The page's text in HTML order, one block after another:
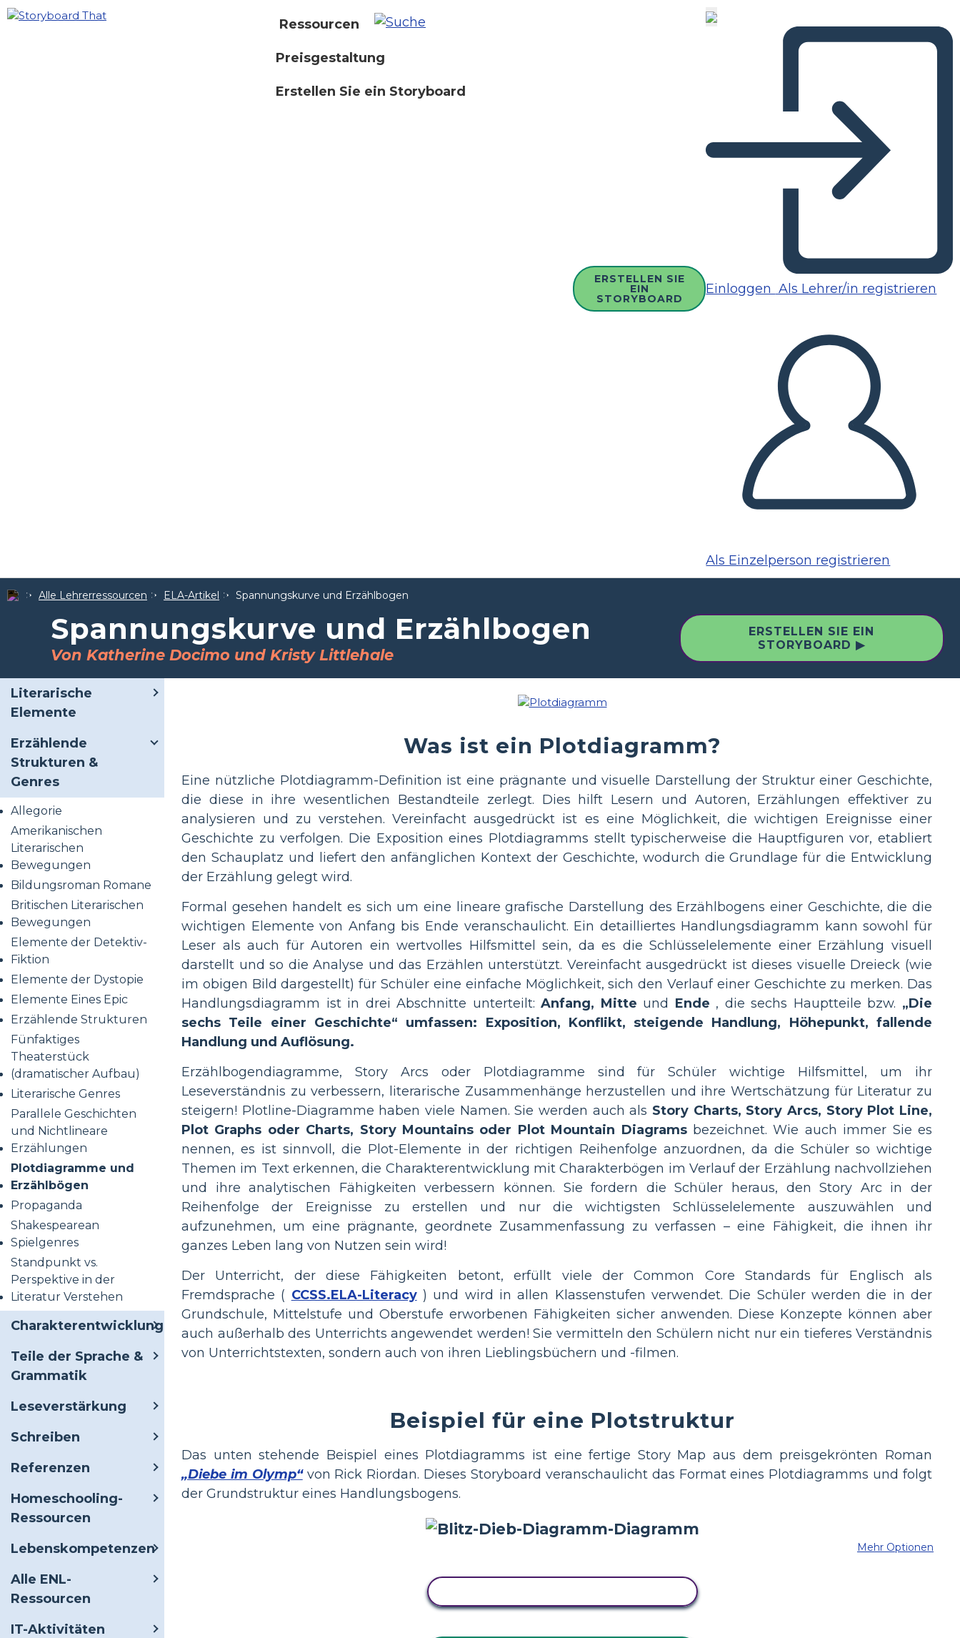
Ressourcen
Preisgestaltung
Erstellen Sie ein Storyboard
ERSTELLEN SIE
EIN
STORYBOARD
Einloggen Als Lehrer/in registrieren
Als Einzelperson registrieren
Alle Lehrerressourcen ELA-Artikel Spannungskurve und Erzählbogen
Spannungskurve und Erzählbogen
Von Katherine Docimo und Kristy Littlehale
ERSTELLEN SIE EIN
STORYBOARD ▶
Literarische
Elemente
Erzählende
Strukturen &
Genres
Allegorie
Amerikanischen
Literarischen
Bewegungen
Bildungsroman Romane
Britischen Literarischen
Bewegungen
Elemente der Detektiv-
Fiktion
Elemente der Dystopie
Elemente Eines Epic
Erzählende Strukturen
Fünfaktiges
Theaterstück
(dramatischer Aufbau)
Literarische Genres
Parallele Geschichten
und Nichtlineare
Erzählungen
Plotdiagramme und
Erzählbögen
Propaganda
Shakespearean
Spielgenres
Standpunkt vs.
Perspektive in der
Literatur Verstehen
Charakterentwicklung
Teile der Sprache &
Grammatik
Leseverstärkung
Schreiben
Referenzen
Homeschooling-
Ressourcen
Lebenskompetenzen
Alle ENL-
Ressourcen
IT-Aktivitäten
Was ist ein Plotdiagramm?
Eine nützliche Plotdiagramm-Definition ist eine prägnante und visuelle Darstellung der Struktur einer Geschichte,
die diese in ihre wesentlichen Bestandteile zerlegt. Dies hilft Lesern und Autoren, Erzählungen effektiver zu
analysieren und zu verstehen. Vereinfacht ausgedrückt ist es eine Möglichkeit, die wichtigen Ereignisse einer
Geschichte zu verfolgen. Die Exposition eines Plotdiagramms stellt typischerweise die Hauptfiguren vor, etabliert
den Schauplatz und liefert den anfänglichen Kontext der Geschichte, wodurch die Grundlage für die Entwicklung
der Erzählung gelegt wird.
Formal gesehen handelt es sich um eine lineare grafische Darstellung des Erzählbogens einer Geschichte, die die
wichtigen Elemente von Anfang bis Ende veranschaulicht. Ein detailliertes Handlungsdiagramm kann sowohl für
Leser als auch für Autoren ein wertvolles Hilfsmittel sein, da es die Schlüsselelemente einer Erzählung visuell
darstellt und so die Analyse und das Erzählen unterstützt. Vereinfacht ausgedrückt ist dieses visuelle Dreieck (wie
im obigen Bild dargestellt) für Schüler eine einfache Möglichkeit, sich den Verlauf einer Geschichte zu merken. Das
Handlungsdiagramm ist in drei Abschnitte unterteilt:Anfang, Mitte und Ende , die sechs Hauptteile bzw. „Die
sechs Teile einer Geschichte“ umfassen: Exposition, Konflikt, steigende Handlung, Höhepunkt, fallende
Handlung und Auflösung.
Erzählbogendiagramme, Story Arcs oder Plotdiagramme sind für Schüler wichtige Hilfsmittel, um ihr
Leseverständnis zu verbessern, literarische Zusammenhänge herzustellen und ihre Wertschätzung für Literatur zu
steigern! Plotline-Diagramme haben viele Namen. Sie werden auch als Story Charts, Story Arcs, Story Plot Line,
Plot Graphs oder Charts, Story Mountains oder Plot Mountain Diagramsbezeichnet. Wie auch immer Sie es
nennen, es ist sinnvoll, die Plot-Elemente in der richtigen Reihenfolge anzuordnen, da die Schüler so wichtige
Themen im Text erkennen, die Charakterentwicklung mit Charakterbögen im Verlauf der Erzählung nachvollziehen
und ihre analytischen Fähigkeiten verbessern können. Sie fordern die Schüler heraus, den Story Arc in der
Reihenfolge der Ereignisse zu erstellen und nur die wichtigsten Schlüsselelemente auszuwählen und
aufzunehmen, um eine prägnante, geordnete Zusammenfassung zu verfassen – eine Fähigkeit, die ihnen ihr
ganzes Leben lang von Nutzen sein wird!
Der Unterricht, der diese Fähigkeiten betont, erfüllt viele der Common Core Standards für Englisch als
Fremdsprache ( CCSS.ELA-Literacy) und wird in allen Klassenstufen verwendet. Die Schüler werden die in der
Grundschule, Mittelstufe und Oberstufe erworbenen Fähigkeiten sicher anwenden. Diese Konzepte können aber
auch außerhalb des Unterrichts angewendet werden! Sie vermitteln den Schülern nicht nur ein tieferes Verständnis
von Unterrichtstexten, sondern auch von ihren Lieblingsbüchern und -filmen.
Beispiel für eine Plotstruktur
Das unten stehende Beispiel eines Plotdiagramms ist eine fertige Story Map aus dem preisgekrönten Roman
„Diebe im Olymp“von Rick Riordan. Dieses Storyboard veranschaulicht das Format eines Plotdiagramms und folgt
der Grundstruktur eines Handlungsbogens.
Mehr Optionen